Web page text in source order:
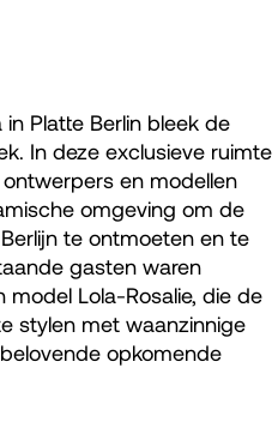
Platte Berlin bleek de
In deze exclusieve ruimte
en modellen
omgeving om de
te ontmoeten en te
gasten waren
Lola-Rosalie, die de
stylen met waanzinnige
opkomende